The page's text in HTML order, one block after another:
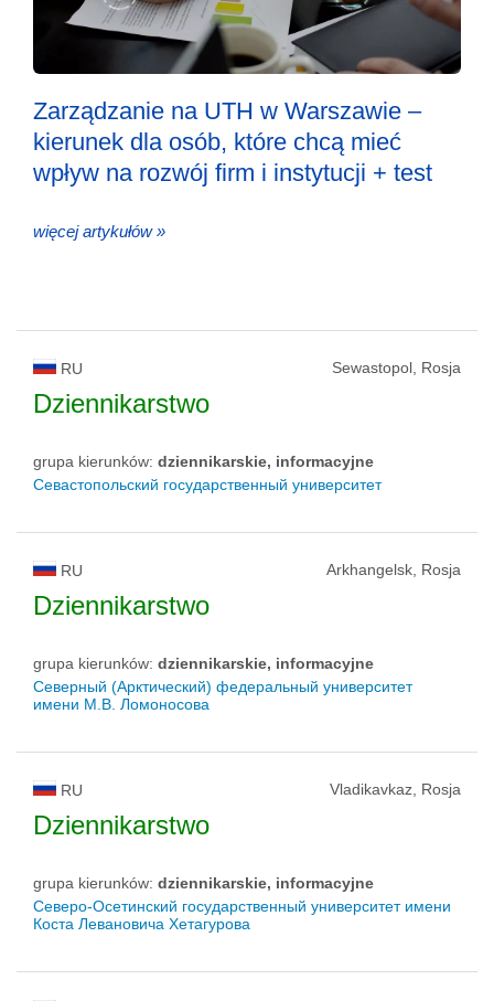
Zarządzanie na UTH w Warszawie –
kierunek dla osób, które chcą mieć
wpływ na rozwój firm i instytucji + test
więcej artykułów »
RU Sewastopol, Rosja
Dziennikarstwo
grupa kierunków: dziennikarskie, informacyjne
Севастопольский государственный университет
RU Arkhangelsk, Rosja
Dziennikarstwo
grupa kierunków: dziennikarskie, informacyjne
Северный (Арктический) федеральный университет
имени М.В. Ломоносова
RU Vladikavkaz, Rosja
Dziennikarstwo
grupa kierunków: dziennikarskie, informacyjne
Северо-Осетинский государственный университет имени
Коста Левановича Хетагурова